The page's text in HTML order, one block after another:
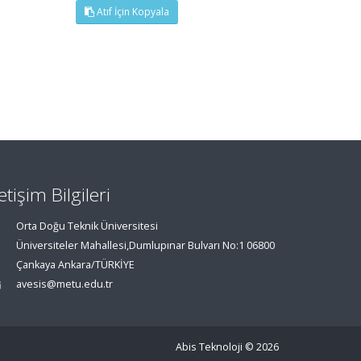
Atıf İçin Kopyala
Bilgileri
Orta Doğu Teknik Üniversitesi
Üniversiteler Mahallesi,Dumlupınar Bulvarı No:1 06800
Çankaya Ankara/TÜRKİYE
avesis@metu.edu.tr
Abis Teknoloji © 2026